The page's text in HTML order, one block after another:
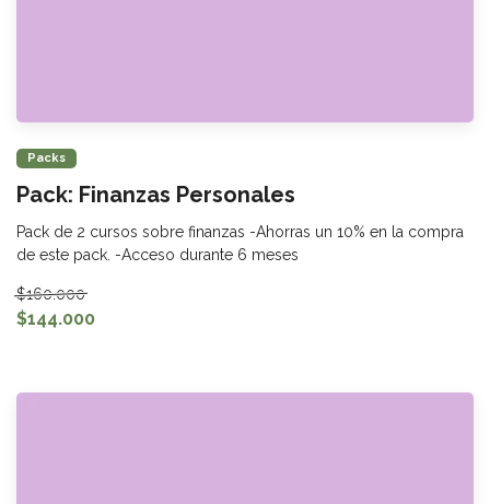
Packs
Pack: Finanzas Personales
Pack de 2 cursos sobre finanzas -Ahorras un 10% en la compra
de este pack. -Acceso durante 6 meses
$160.000
$144.000